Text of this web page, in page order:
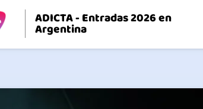
ADICTA - Entradas 2026 en
Argentina